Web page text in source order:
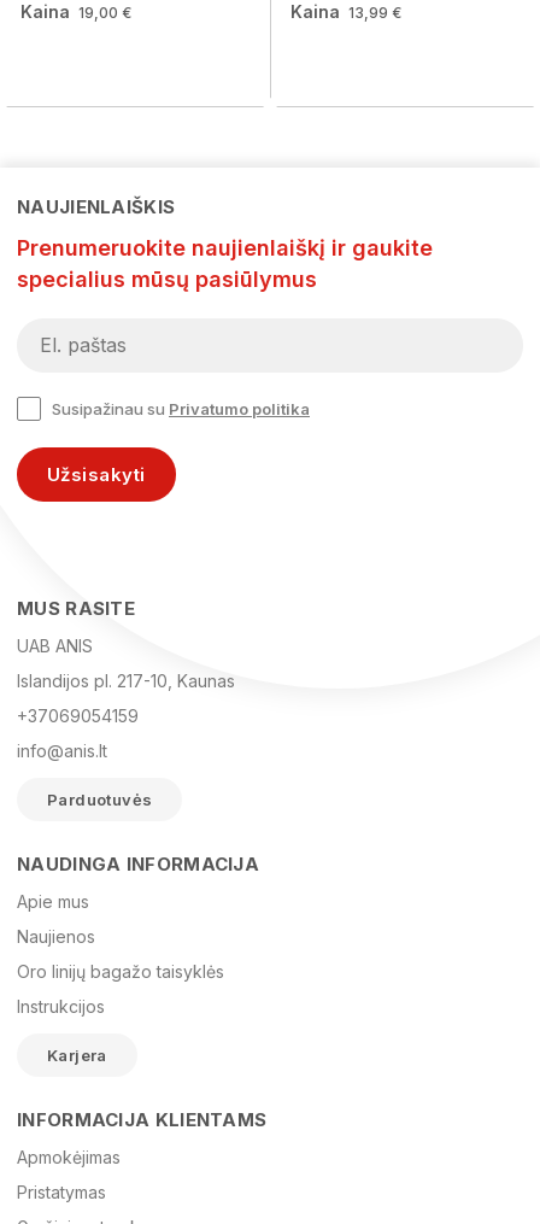
Kaina 19,00 € Kaina 13,99 €
El. paštas
Žinutė
NAUJIENLAIŠKIS
Prenumeruokite naujienlaiškį ir gaukite
specialius mūsų pasiūlymus
Susipažinau su Privatumo politika
Užsisakyti
MUS RASITE
UAB ANIS
Islandijos pl. 217-10, Kaunas
+37069054159
info@anis.lt
Parduotuvės
NAUDINGA INFORMACIJA
Apie mus
Naujienos
Oro linijų bagažo taisyklės
Instrukcijos
Karjera
INFORMACIJA KLIENTAMS
Apmokėjimas
Pristatymas